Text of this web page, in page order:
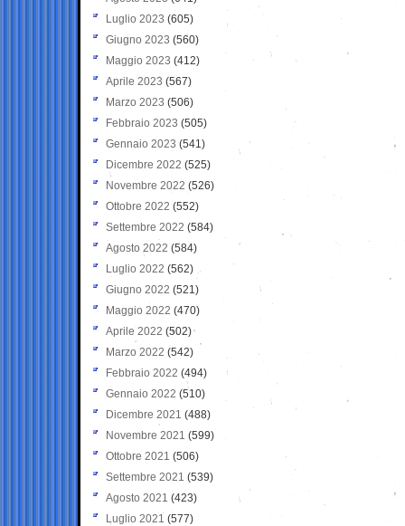
Luglio 2023 (605)
Giugno 2023 (560)
Maggio 2023 (412)
Aprile 2023 (567)
Marzo 2023 (506)
Febbraio 2023 (505)
Gennaio 2023 (541)
Dicembre 2022 (525)
Novembre 2022 (526)
Ottobre 2022 (552)
Settembre 2022 (584)
Agosto 2022 (584)
Luglio 2022 (562)
Giugno 2022 (521)
Maggio 2022 (470)
Aprile 2022 (502)
Marzo 2022 (542)
Febbraio 2022 (494)
Gennaio 2022 (510)
Dicembre 2021 (488)
Novembre 2021 (599)
Ottobre 2021 (506)
Settembre 2021 (539)
Agosto 2021 (423)
Luglio 2021 (577)